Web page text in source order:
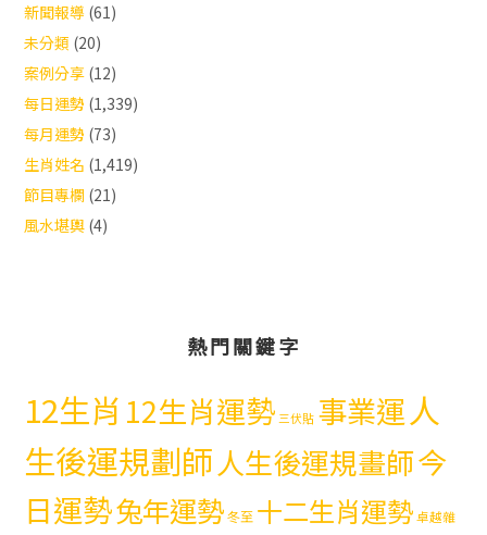
新聞報導 (61)
未分類 (20)
案例分享 (12)
每日運勢 (1,339)
每月運勢 (73)
生肖姓名 (1,419)
節目專欄 (21)
風水堪輿 (4)
熱門關鍵字
12生肖 12生肖運勢 三伏貼 事業運人
生後運規劃師人生後運規畫師今
日運勢兔年運勢冬至 十二生肖運勢 卓越雜